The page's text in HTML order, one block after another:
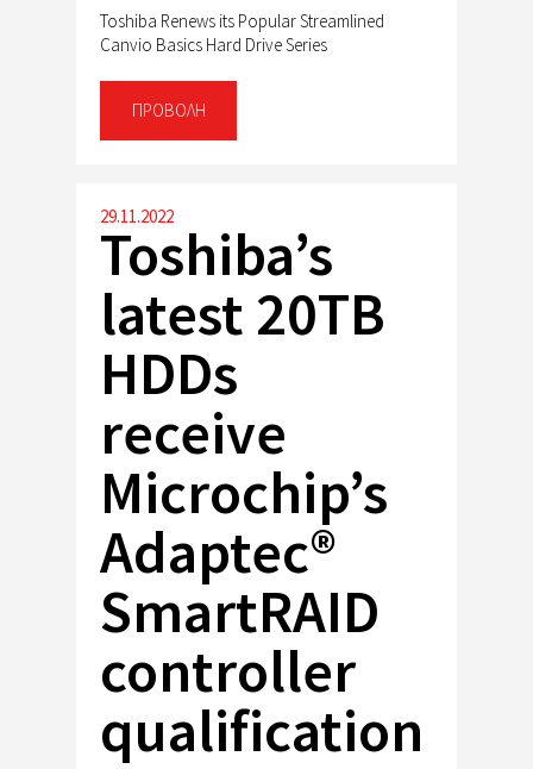
Toshiba Renews its Popular Streamlined
Canvio Basics Hard Drive Series
ΠΡΟΒΟΛΉ
29.11.2022
Toshiba’s
latest 20TB
HDDs
receive
Microchip’s
Adaptec®
SmartRAID
controller
qualification